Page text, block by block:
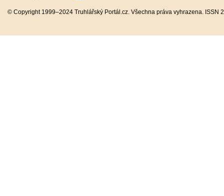
© Copyright 1999–2024 Truhlářský Portál.cz. Všechna práva vyhrazena.